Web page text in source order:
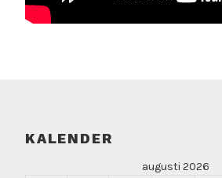
KALENDER
augusti 2026